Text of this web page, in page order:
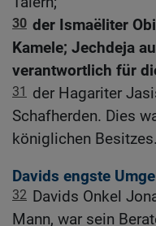
30 der Ismaëliter
Kamele; Jechdeja
verantwortlich für
31
der Hagariter
Schafherden. Dies
königlichen Besitzes.
Davids engste
32 Davids Onkel
Mann, war sein